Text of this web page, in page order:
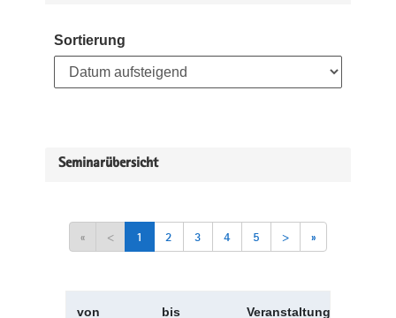
Sortierung
Seminarübersicht
« < 1 2 3 4 5 > »
von bis Veranstaltungskürzel